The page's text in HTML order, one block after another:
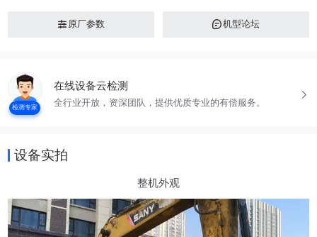
原厂参数 机型论坛
检测专家
在线设备云检测
全行业开放，资深团队，提供优质专业的有偿服务。
设备实拍
整机外观